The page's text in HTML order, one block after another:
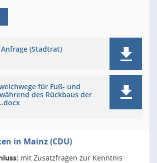
(Stadtrat)
für Fuß- und
des Rückbaus der
in Mainz (CDU)
mit Zusatzfragen zur Kenntnis